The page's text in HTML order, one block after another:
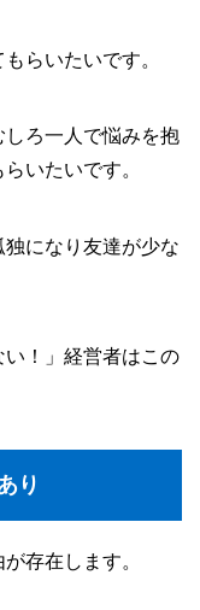
らいたいです。
ろ一人で悩みを抱
いたいです。
になり友達が少な
い！」経営者はこの
り
存在します。